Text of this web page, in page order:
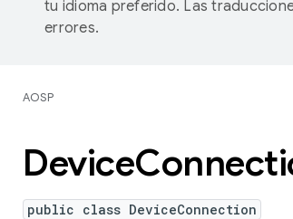
tu idioma preferido. Las
errores.
AOSP
Device
public class DeviceConnection